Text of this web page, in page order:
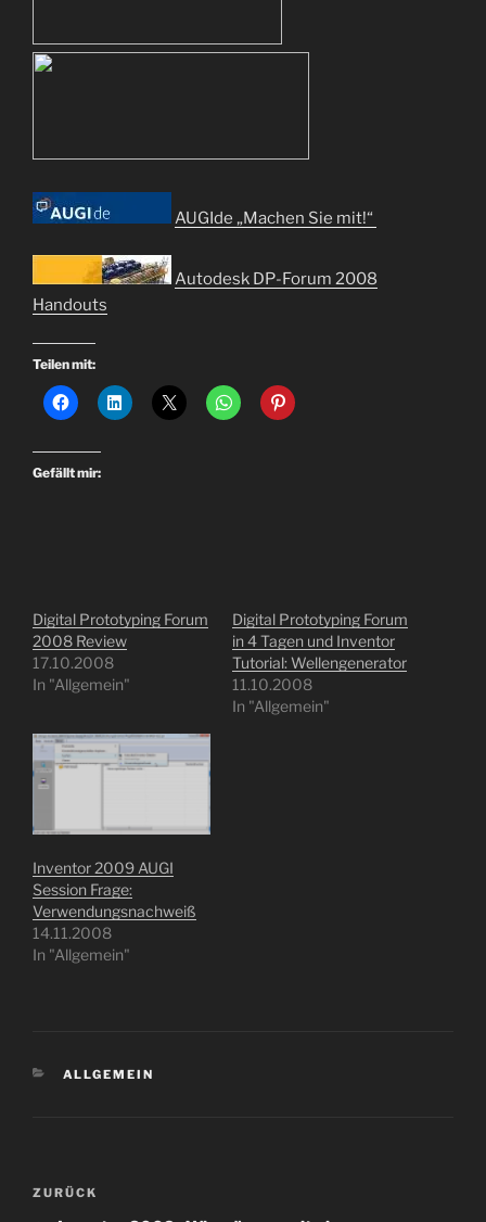
AUGIde „Machen Sie mit!“
Autodesk DP-Forum 2008
Handouts
Teilen mit:
Gefällt mir:
Digital Prototyping Forum
2008 Review
17.10.2008
In "Allgemein"
Digital Prototyping Forum
in 4 Tagen und Inventor
Tutorial: Wellengenerator
11.10.2008
In "Allgemein"
Inventor 2009 AUGI
Session Frage:
Verwendungsnachweiß
14.11.2008
In "Allgemein"
KATEGORIEN
ALLGEMEIN
Beitragsnavigation
Vorheriger
ZURÜCK